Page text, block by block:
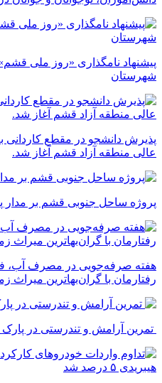
پیشنهاد نامگذاری «روز ملی
شهرستان
پذیرش دانشجو در مقطع
عالی منطقه آزاد قشم آغاز شد.
پروژه ساحل جنوبی قشم بر مدار
‌هفته صرفه‌جویی در مصرف آب،
رفتارمان با گران‌بهاترین میراث
تمرین آرامش و تندرستی در